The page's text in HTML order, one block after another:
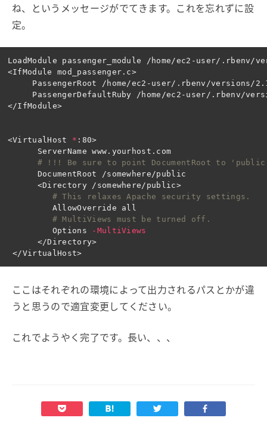
ね、というメッセージがでてきます。これを忘れずに設
定。
LoadModule passenger_module /home/ec2-user/
<IfModule mod_passenger.c>
PassengerRoot /home/ec2-user/.rbenv/versions/
PassengerDefaultRuby /home/ec2-user/.rbenv/
</IfModule>
<VirtualHost * :80>
      ServerName www.yourhost.com
# !!! Be sure to point DocumentRoot to
      DocumentRoot /somewhere/public
      <Directory /somewhere/public>
# This relaxes Apache security settings.
         AllowOverride all
# MultiViews must be turned off.
         Options
-MultiViews
      </Directory>
ここはそれぞれの環境によって出力されるパスとかが違
うと思うので適宜変更してください。
これでようやく完了です。長い、、、